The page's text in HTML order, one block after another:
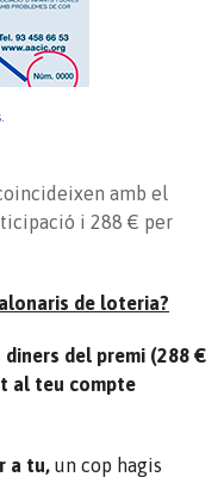
amb el
i 288 € per
de loteria?
del premi (288 €
al teu compte
a tu, un cop hagis